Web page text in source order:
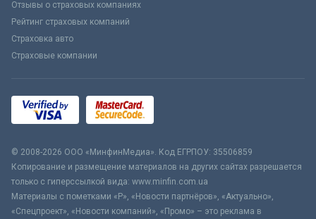
Отзывы о страховых компаниях
Рейтинг страховых компаний
Страховка авто
Страховые компании
© 2008-2026 ООО «МинфинМедиа». Код ЕГРПОУ: 35506859
Копирование и размещение материалов на других сайтах разрешается
только с гиперссылкой вида: www.minfin.com.ua
Материалы с пометками «Р», «Новости партнёров», «Актуально»,
«Спецпроект», «Новости компаний», «Промо» – это реклама в